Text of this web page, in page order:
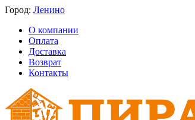
Город: Ленино
О компании
Оплата
Доставка
Возврат
Контакты